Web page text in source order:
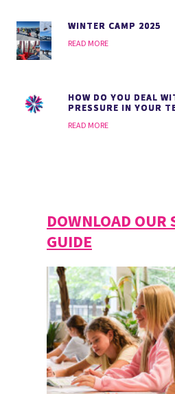
WINTER CAMP 2025
READ MORE
HOW DO YOU DEAL
PRESSURE IN YOUR
READ MORE
DOWNLOAD OUR
GUIDE